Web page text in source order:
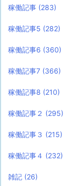
稼働記事 (283)
稼働記事5 (282)
稼働記事6 (360)
稼働記事7 (366)
稼働記事8 (210)
稼働記事２ (295)
稼働記事３ (215)
稼働記事４ (232)
雑記 (26)